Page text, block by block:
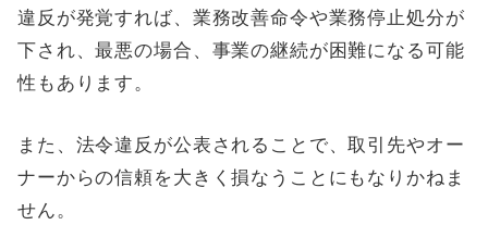
違反が発覚すれば、業務改善命令や業務停止処分が
下され、最悪の場合、事業の継続が困難になる可能
性もあります。
また、法令違反が公表されることで、取引先やオー
ナーからの信頼を大きく損なうことにもなりかねま
せん。